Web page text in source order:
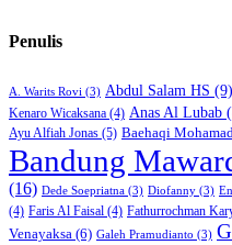
Penulis
A. Warits Rovi (3) Abdul Salam HS (9)
Kenaro Wicaksana (4) Anas Al Lubab
Ayu Alfiah Jonas (5) Baehaqi
Bandung
(16) Dede Soepriatna (3) Diofanny (3)
(4) Faris Al Faisal (4) Fathurrochman
Venayaksa (6) Galeh Pramudianto (3)